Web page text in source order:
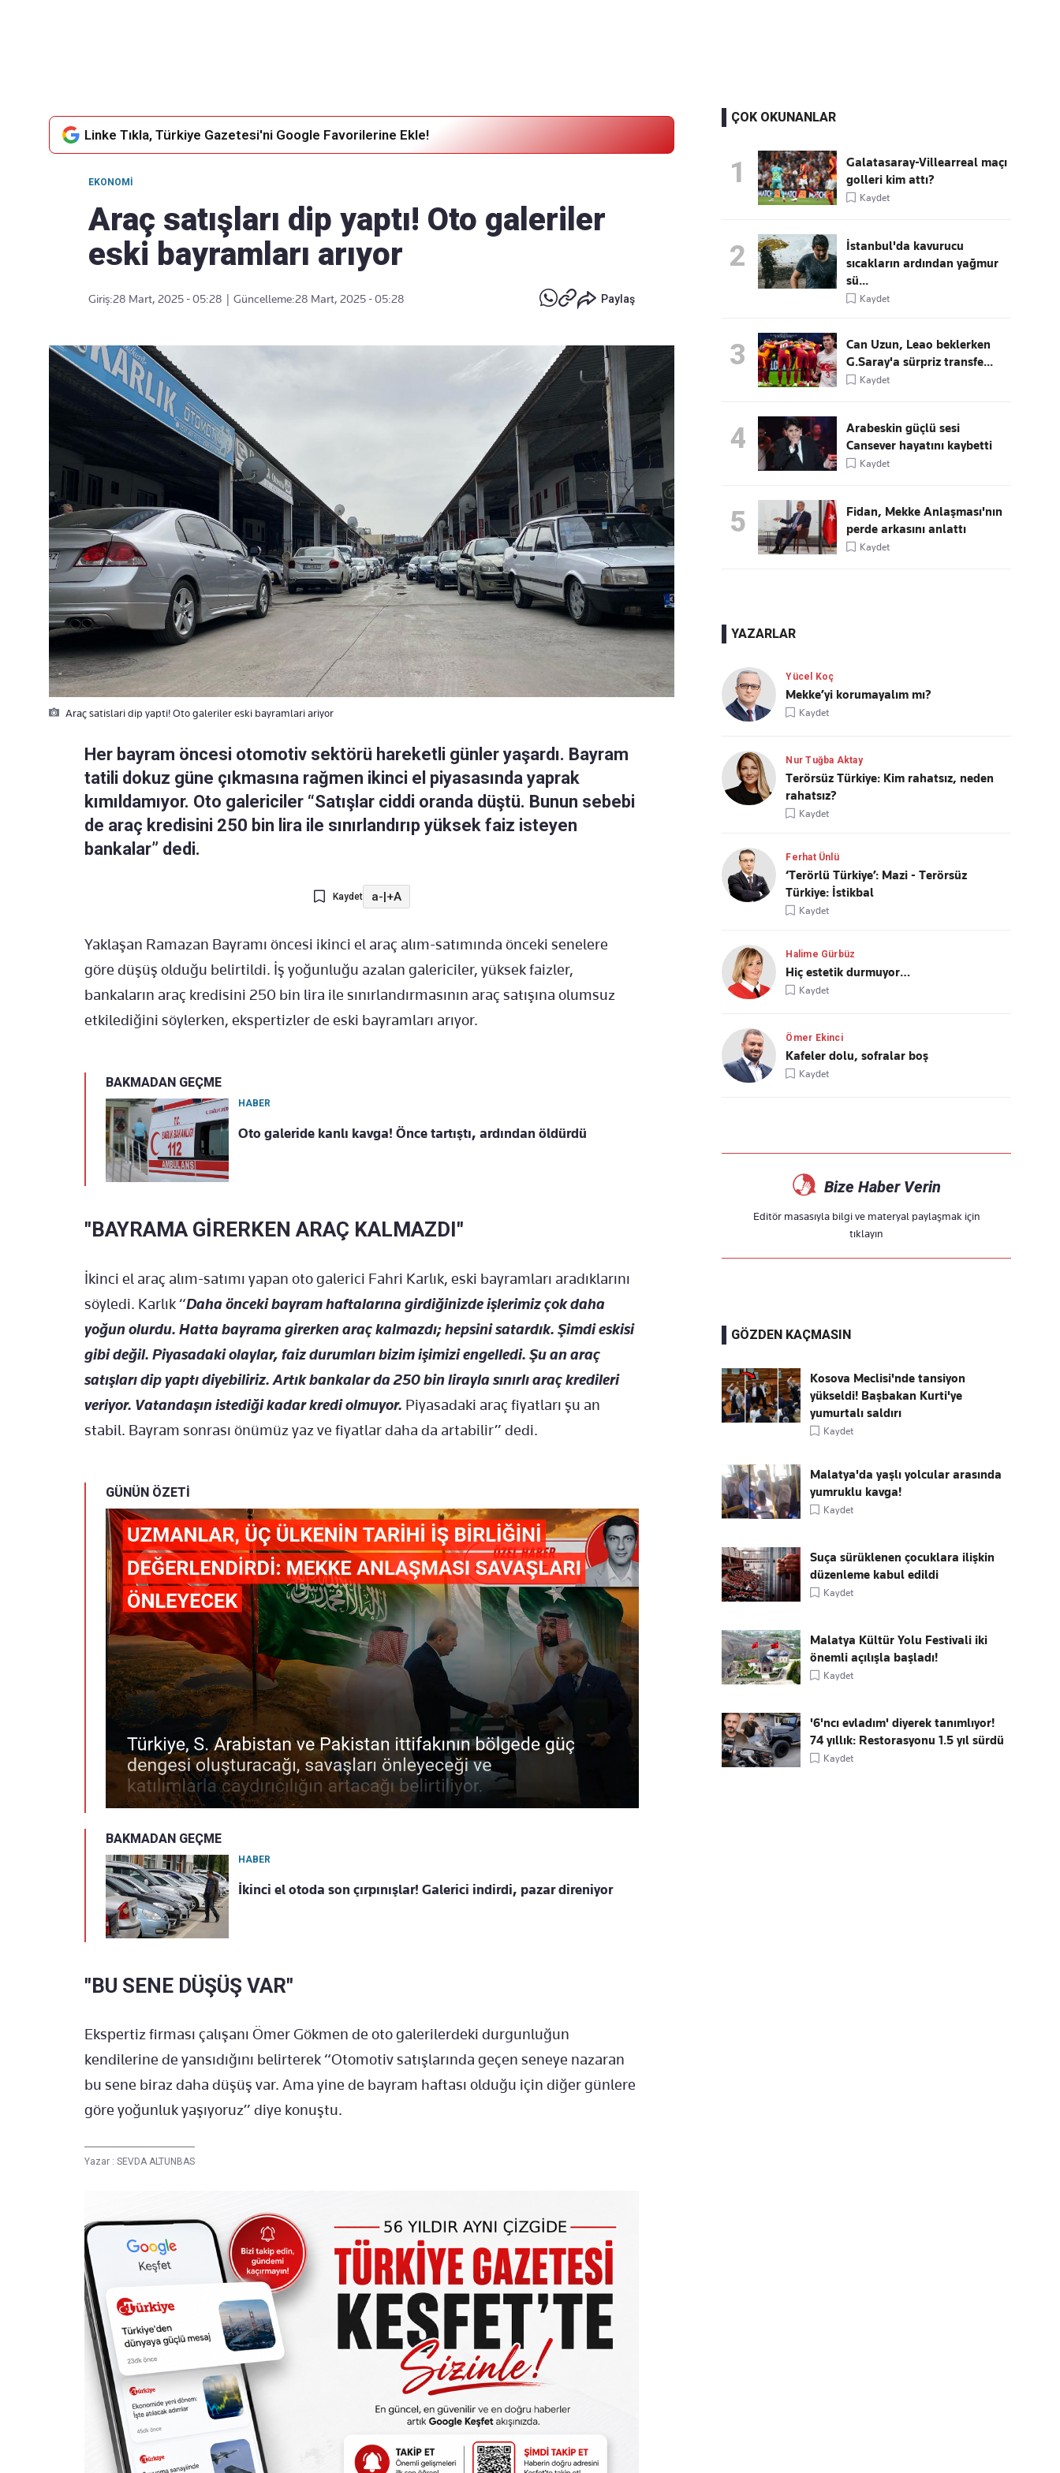
Linke Tıkla, Türkiye Gazetesi'ni Google Favorilerine Ekle!
EKONOMI
Araç satışları dip yaptı! Oto galeriler
eski bayramları arıyor
Giriş:28 Mart, 2025 - 05:28 Güncelleme:28 Mart, 2025 - 05:28 Paylaş
Araç satislari dip yapti! Oto galeriler eski bayramlari ariyor
Her bayram öncesi otomotiv sektörü hareketli günler yaşardı. Bayram
tatili dokuz güne çıkmasına rağmen ikinci el piyasasında yaprak
kımıldamıyor. Oto galericiler “Satışlar ciddi oranda düştü. Bunun sebebi
de araç kredisini 250 bin lira ile sınırlandırıp yüksek faiz isteyen
bankalar” dedi.
Kaydet a-|+A
Yaklaşan Ramazan Bayramı öncesi ikinci el araç alım-satımında önceki senelere
göre düşüş olduğu belirtildi. İş yoğunluğu azalan galericiler, yüksek faizler,
bankaların araç kredisini 250 bin lira ile sınırlandırmasının araç satışına olumsuz
etkilediğini söylerken, ekspertizler de eski bayramları arıyor.
BAKMADAN GEÇME
HABER
Oto galeride kanlı kavga! Önce tartıştı, ardından öldürdü
"BAYRAMA GİRERKEN ARAÇ KALMAZDI"
İkinci el araç alım-satımı yapan oto galerici Fahri Karlık, eski bayramları aradıklarını
söyledi. Karlık “Daha önceki bayram haftalarına girdiğinizde işlerimiz çok daha
yoğun olurdu. Hatta bayrama girerken araç kalmazdı; hepsini satardık. Şimdi eskisi
gibi değil. Piyasadaki olaylar, faiz durumları bizim işimizi engelledi. Şu an araç
satışları dip yaptı diyebiliriz. Artık bankalar da 250 bin lirayla sınırlı araç kredileri
veriyor. Vatandaşın istediği kadar kredi olmuyor. Piyasadaki araç fiyatları şu an
stabil. Bayram sonrası önümüz yaz ve fiyatlar daha da artabilir” dedi.
GÜNÜN ÖZETİ
BAKMADAN GEÇME
HABER
İkinci el otoda son çırpınışlar! Galerici indirdi, pazar direniyor
"BU SENE DÜŞÜŞ VAR"
Ekspertiz firması çalışanı Ömer Gökmen de oto galerilerdeki durgunluğun
kendilerine de yansıdığını belirterek “Otomotiv satışlarında geçen seneye nazaran
bu sene biraz daha düşüş var. Ama yine de bayram haftası olduğu için diğer günlere
göre yoğunluk yaşıyoruz” diye konuştu.
Yazar : SEVDA ALTUNBAS
ÇOK OKUNANLAR
1
Galatasaray-Villearreal maçı
golleri kim attı?
Kaydet
2
İstanbul'da kavurucu
sıcakların ardından yağmur
sü...
Kaydet
3
Can Uzun, Leao beklerken
G.Saray'a sürpriz transfe...
Kaydet
4
Arabeskin güçlü sesi
Cansever hayatını kaybetti
Kaydet
5
Fidan, Mekke Anlaşması'nın
perde arkasını anlattı
Kaydet
YAZARLAR
Yücel Koç
Mekke’yi korumayalım mı?
Kaydet
Nur Tuğba Aktay
Terörsüz Türkiye: Kim rahatsız, neden
rahatsız?
Kaydet
Ferhat Ünlü
‘Terörlü Türkiye’: Mazi - Terörsüz
Türkiye: İstikbal
Kaydet
Halime Gürbüz
Hiç estetik durmuyor…
Kaydet
Ömer Ekinci
Kafeler dolu, sofralar boş
Kaydet
Bize Haber Verin
Editör masasıyla bilgi ve materyal paylaşmak için
tıklayın
GÖZDEN KAÇMASIN
Kosova Meclisi'nde tansiyon
yükseldi! Başbakan Kurti'ye
yumurtalı saldırı
Kaydet
Malatya'da yaşlı yolcular arasında
yumruklu kavga!
Kaydet
Suça sürüklenen çocuklara ilişkin
düzenleme kabul edildi
Kaydet
Malatya Kültür Yolu Festivali iki
önemli açılışla başladı!
Kaydet
'6'ncı evladım' diyerek tanımlıyor!
74 yıllık: Restorasyonu 1.5 yıl sürdü
Kaydet